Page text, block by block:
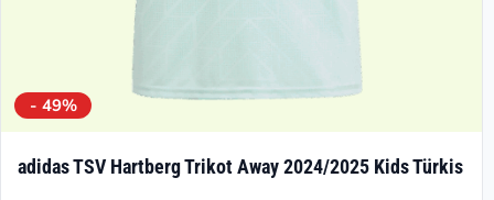
- 49%
adidas TSV Hartberg Trikot Away 2024/2025 Kids Türkis